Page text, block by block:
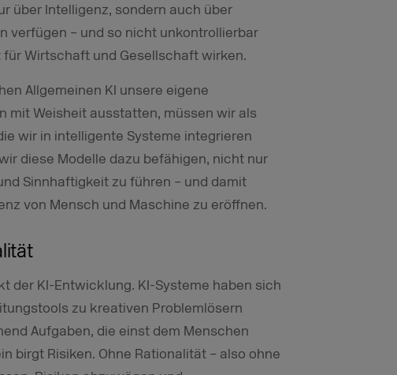
über Intelligenz, sondern auch über
verfügen – und so nicht unkontrollierbar
Wirtschaft und Gesellschaft wirken.
Allgemeinen KI unsere eigene
mit Weisheit ausstatten, müssen wir als
wir in intelligente Systeme integrieren
diese Modelle dazu befähigen, nicht nur
Sinnhaftigkeit zu führen – und damit
von Mensch und Maschine zu eröffnen.
der KI-Entwicklung. KI-Systeme haben sich
zu kreativen Problemlösern
Aufgaben, die einst dem Menschen
birgt Risiken. Ohne Rationalität – also ohne